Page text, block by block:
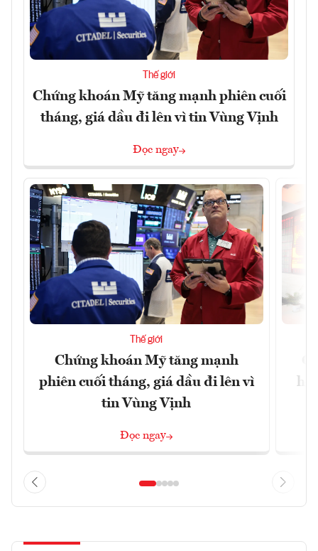
Thế giới
Chứng khoán Mỹ tăng mạnh phiên cuối
tháng, giá dầu đi lên vì tin Vùng Vịnh
Đọc ngay
Thế giới
Chứng khoán Mỹ tăng mạnh
phiên cuối tháng, giá dầu đi lên vì
tin Vùng Vịnh
Đọc ngay